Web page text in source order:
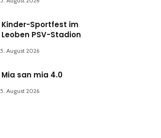
Kinder-Sportfest im
Leoben PSV-Stadion
5. August 2026
Mia san mia 4.0
5. August 2026